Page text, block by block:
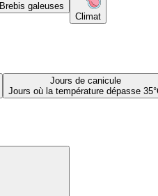
Brebis galeuses
Climat
Jours de canicule
Jours où la température dépasse